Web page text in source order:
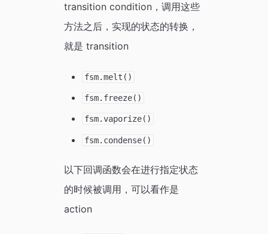
transition condition，调用这些
方法之后，实现的状态的转换，
就是 transition
fsm.melt()
fsm.freeze()
fsm.vaporize()
fsm.condense()
以下回调函数会在进行指定状态
的时候被调用，可以看作是
action